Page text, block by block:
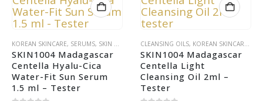
KOREAN SKINCARE, SERUMS, SKIN CARE SPF
SKIN1004 Madagascar
Centella Hyalu-Cica
Water-Fit Sun Serum
1.5 ml – Tester
CLEANSING OILS, KOREAN SKINCARE ,
SKIN1004 Madagascar
Centella Light
Cleansing Oil 2ml –
Tester